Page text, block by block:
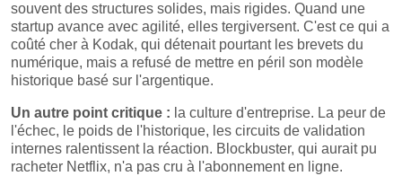
souvent des structures solides, mais rigides. Quand une
startup avance avec agilité, elles tergiversent. C'est ce qui a
coûté cher à Kodak, qui détenait pourtant les brevets du
numérique, mais a refusé de mettre en péril son modèle
historique basé sur l'argentique.
Un autre point critique : la culture d'entreprise. La peur de
l'échec, le poids de l'historique, les circuits de validation
internes ralentissent la réaction. Blockbuster, qui aurait pu
racheter Netflix, n'a pas cru à l'abonnement en ligne.